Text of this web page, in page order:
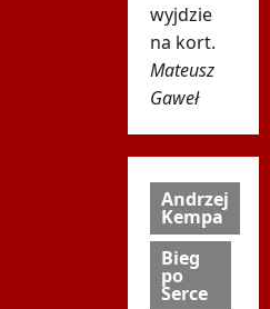
wyjdzie
na kort.
Mateusz
Gaweł
Andrzej
Kempa
Bieg
po
Serce